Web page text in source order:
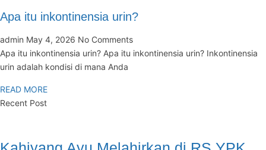
Apa itu inkontinensia urin?
admin May 4, 2026 No Comments
Apa itu inkontinensia urin? Apa itu inkontinensia urin? Inkontinensia
urin adalah kondisi di mana Anda
READ MORE
Recent Post